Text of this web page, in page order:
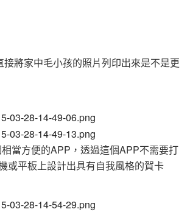
將家中毛小孩的照片列印出來是不是更
當方便的APP，透過這個APP不需要打
或平板上設計出具有自我風格的賀卡